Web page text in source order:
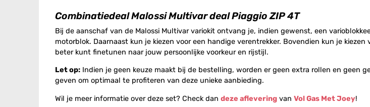
Combinatiedeal Malossi Multivar deal Piaggio ZIP 4T
Bij de aanschaf van de Malossi Multivar variokit ontvang je, indien gewenst, een
motorblok. Daarnaast kun je kiezen voor een handige verentrekker. Bovendien kun je
beter kunt finetunen naar jouw persoonlijke voorkeur en rijstijl.
Let op:Indien je geen keuze maakt bij de bestelling, worden er geen extra rollen en geen
geven om optimaal te profiteren van deze unieke aanbieding.
Wil je meer informatie over deze set? Check dan deze afleveringvan Vol Gas Met Joey!